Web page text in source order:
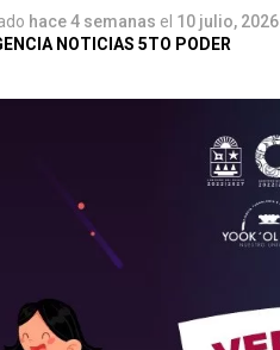
hace 4 semanas el 10 julio, 2026
NOTICIAS 5TO PODER